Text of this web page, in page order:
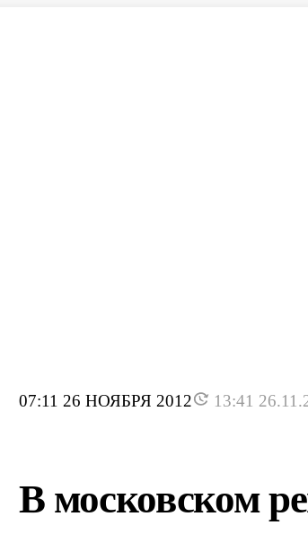
07:11 26 НОЯБРЯ 2012 13:41
В московском